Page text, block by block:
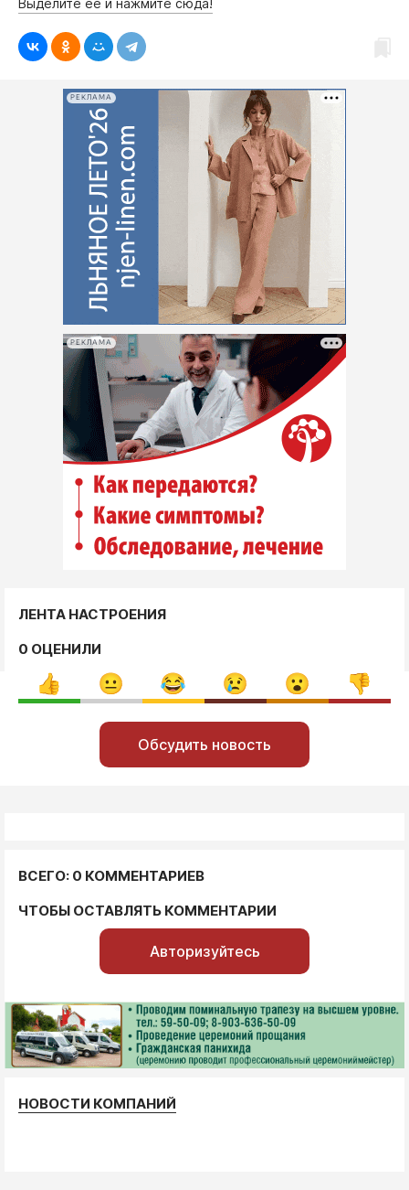
Выделите её и нажмите сюда!
РЕКЛАМА
РЕКЛАМА
ЛЕНТА НАСТРОЕНИЯ
0 ОЦЕНИЛИ
Обсудить новость
ВСЕГО: 0 КОММЕНТАРИЕВ
ЧТОБЫ ОСТАВЛЯТЬ КОММЕНТАРИИ
Авторизуйтесь
НОВОСТИ КОМПАНИЙ